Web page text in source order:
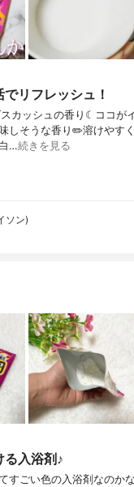
T、シメン-5-オー
でリフレッシュ！
カッシュの香り☾ココ
しそうな香り✏️溶けやす
…続きを見る
ソン)
る入浴剤♪
すごい色の入浴剤なのか